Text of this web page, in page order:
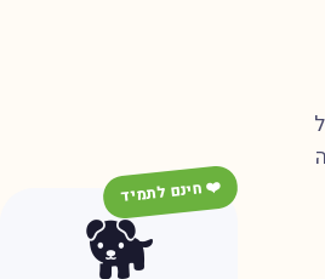
🐕
❤️ חינם לתמיד